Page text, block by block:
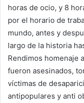
horas de ocio, y 8
por el horario de
mundo, antes y
largo de la historia
Rendimos homenaje
fueron asesinados,
víctimas de
antipopulares y anti